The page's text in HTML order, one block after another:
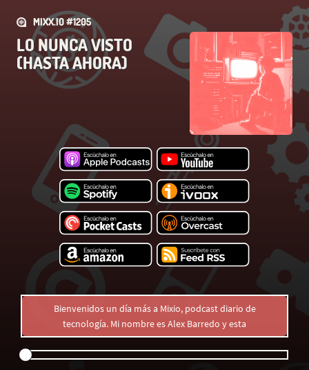
MIXX.IO #1205
LO NUNCA VISTO
(HASTA AHORA)
Bienvenidos un día más a Mixio, podcast diario de
tecnología. Mi nombre es Alex Barredo y esta